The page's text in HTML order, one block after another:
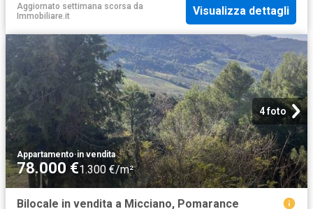
Aggiornato settimana scorsa da
Immobiliare.it
Visualizza dettagli
4 foto
Appartamento·in vendita
78.000 €1.300 €/m²
Bilocale in vendita a Micciano, Pomarance